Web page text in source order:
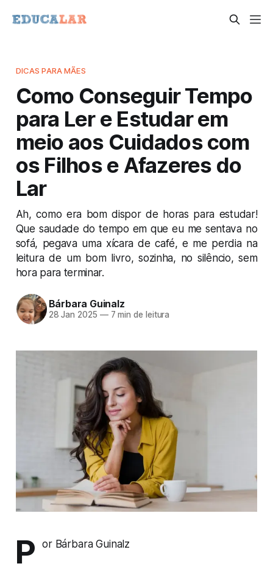
DICAS PARA MÃES
Como Conseguir Tempo
para Ler e Estudar em
meio aos Cuidados com
os Filhos e Afazeres do
Lar
Ah, como era bom dispor de horas para estudar!
Que saudade do tempo em que eu me sentava no
sofá, pegava uma xícara de café, e me perdia na
leitura de um bom livro, sozinha, no silêncio, sem
hora para terminar.
Bárbara Guinalz
28 Jan 2025 —7 min de leitura
P or Bárbara Guinalz